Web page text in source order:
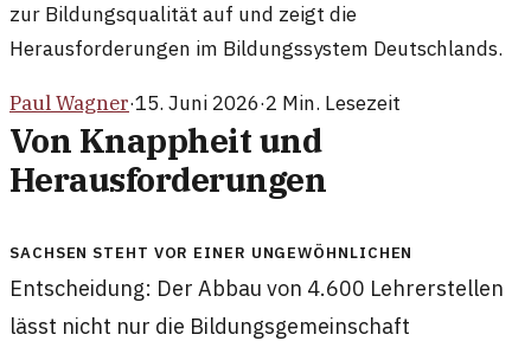
zur Bildungsqualität auf und zeigt die
Herausforderungen im Bildungssystem Deutschlands.
Paul Wagner·15. Juni 2026·2 Min. Lesezeit
Von Knappheit und
Herausforderungen
Sachsen steht vor einer ungewöhnlichen
Entscheidung: Der Abbau von 4.600 Lehrerstellen
lässt nicht nur die Bildungsgemeinschaft